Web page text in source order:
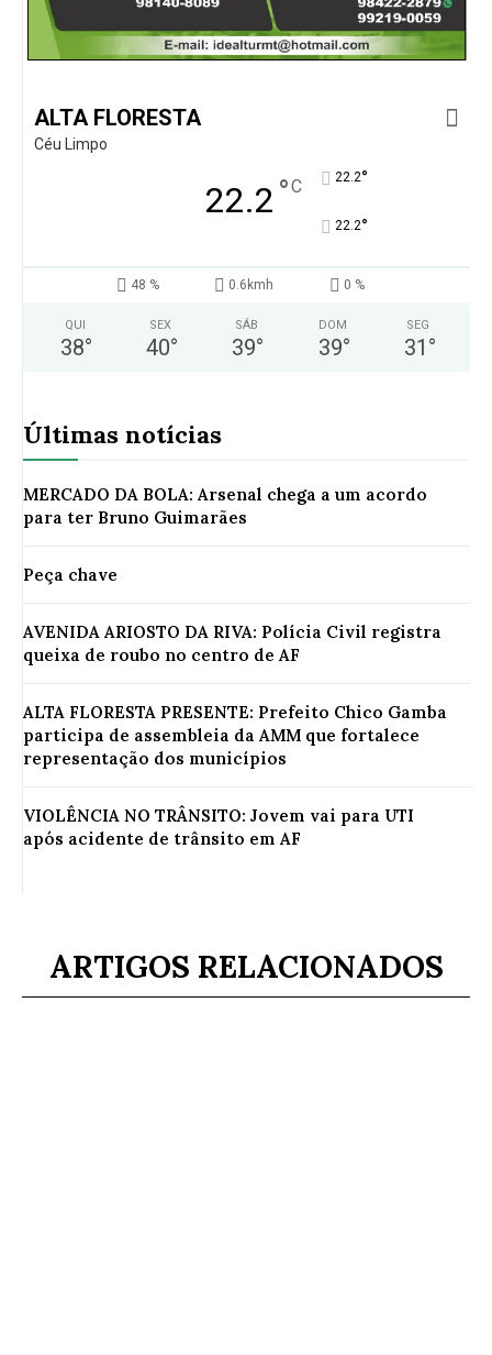
ALTA FLORESTA
Céu Limpo
22.2 °C 22.2°
22.2°
48 % 0.6kmh 0 %
QUI
38°
SEX
40°
SÁB
39°
DOM
39°
SEG
31 °
Últimas notícias
MERCADO DA BOLA: Arsenal chega a um acordo
para ter Bruno Guimarães
Peça chave
AVENIDA ARIOSTO DA RIVA: Polícia Civil registra
queixa de roubo no centro de AF
ALTA FLORESTA PRESENTE: Prefeito Chico Gamba
participa de assembleia da AMM que fortalece
representação dos municípios
VIOLÊNCIA NO TRÂNSITO: Jovem vai para UTI
após acidente de trânsito em AF
ARTIGOS RELACIONADOS